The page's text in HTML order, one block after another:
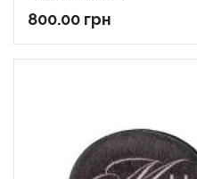
800.00 грн